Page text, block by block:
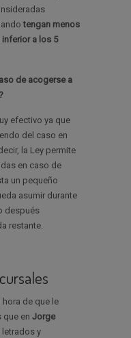
tengan menos
inferior a los 5
de acogerse a
efectivo ya que
del caso en
la Ley permite
en caso de
un pequeño
asumir durante
después
restante.
hora de que le
que en Jorge
y